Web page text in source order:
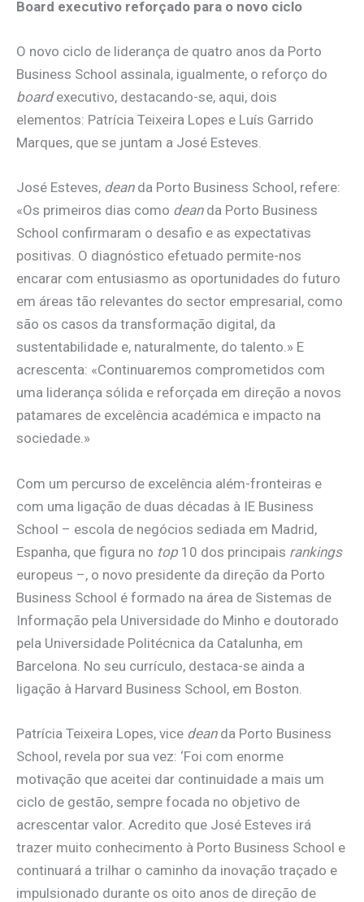
Board executivo reforçado para o novo ciclo
O novo ciclo de liderança de quatro anos da Porto
Business School assinala, igualmente, o reforço do
boardexecutivo, destacando-se, aqui, dois
elementos: Patrícia Teixeira Lopes e Luís Garrido
Marques, que se juntam a José Esteves.
José Esteves, deanda Porto Business School, refere:
«Os primeiros dias como deanda Porto Business
School confirmaram o desafio e as expectativas
positivas. O diagnóstico efetuado permite-nos
encarar com entusiasmo as oportunidades do futuro
em áreas tão relevantes do sector empresarial, como
são os casos da transformação digital, da
sustentabilidade e, naturalmente, do talento.» E
acrescenta: «Continuaremos comprometidos com
uma liderança sólida e reforçada em direção a novos
patamares de excelência académica e impacto na
sociedade.»
Com um percurso de excelência além-fronteiras e
com uma ligação de duas décadas à IE Business
School – escola de negócios sediada em Madrid,
Espanha, que figura no top 10 dos principais rankings
europeus –, o novo presidente da direção da Porto
Business School é formado na área de Sistemas de
Informação pela Universidade do Minho e doutorado
pela Universidade Politécnica da Catalunha, em
Barcelona. No seu currículo, destaca-se ainda a
ligação à Harvard Business School, em Boston.
Patrícia Teixeira Lopes, vice deanda Porto Business
School, revela por sua vez: ‘Foi com enorme
motivação que aceitei dar continuidade a mais um
ciclo de gestão, sempre focada no objetivo de
acrescentar valor. Acredito que José Esteves irá
trazer muito conhecimento à Porto Business School e
continuará a trilhar o caminho da inovação traçado e
impulsionado durante os oito anos de direção de